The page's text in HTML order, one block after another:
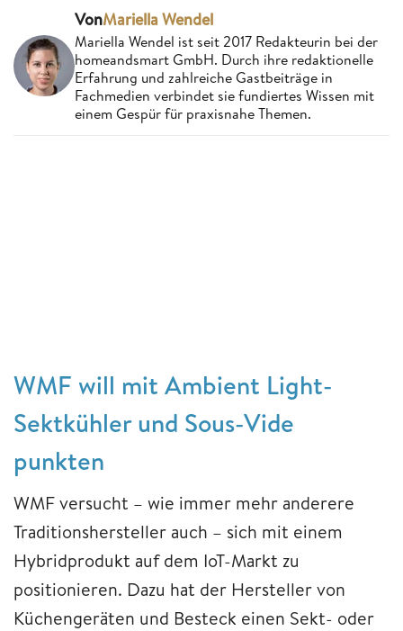
VonMariella Wendel
Mariella Wendel ist seit 2017 Redakteurin bei der
homeandsmart GmbH. Durch ihre redaktionelle
Erfahrung und zahlreiche Gastbeiträge in
Fachmedien verbindet sie fundiertes Wissen mit
einem Gespür für praxisnahe Themen.
WMF will mit Ambient Light-
Sektkühler und Sous-Vide
punkten
WMF versucht – wie immer mehr anderere
Traditionshersteller auch – sich mit einem
Hybridprodukt auf dem IoT-Markt zu
positionieren. Dazu hat der Hersteller von
Küchengeräten und Besteck einen Sekt- oder